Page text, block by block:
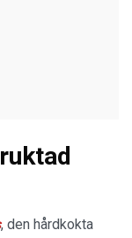
, den hårdkokta